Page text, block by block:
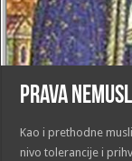
Prava
Kao i prethodne
nivo tolerancije i